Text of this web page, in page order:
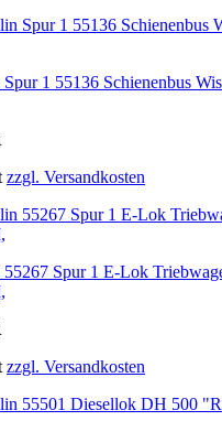
1 55136 Schienenbus
zzgl. Versandkosten
Spur 1 E-Lok
zzgl. Versandkosten